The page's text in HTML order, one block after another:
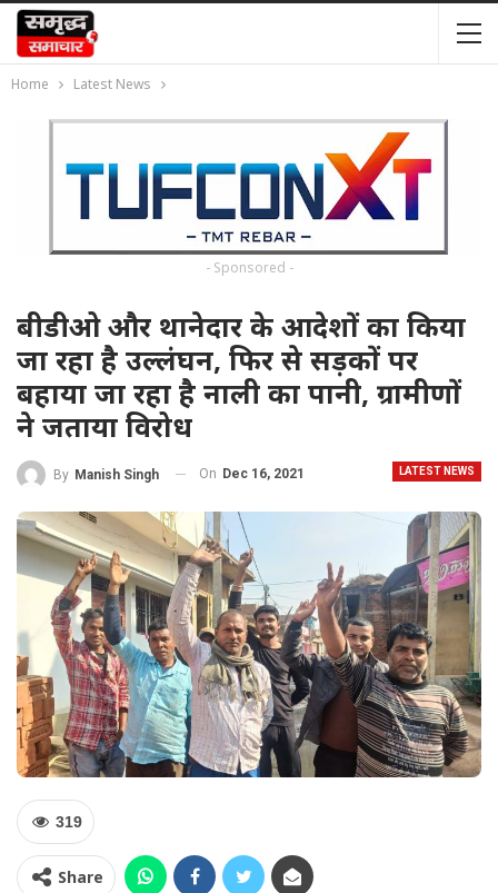
Home Latest News
- Sponsored -
बीडीओ और थानेदार के आदेशों का किया
जा रहा है उल्लंघन, फिर से सड़कों पर
बहाया जा रहा है नाली का पानी, ग्रामीणों
ने जताया विरोध
LATEST NEWS
By Manish Singh On Dec 16, 2021
319
Share